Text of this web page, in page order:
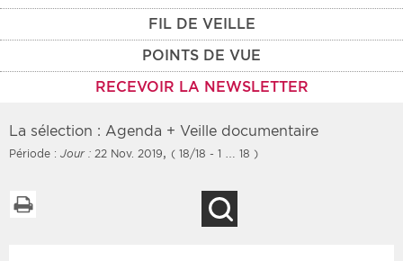
FIL DE VEILLE
POINTS DE VUE
RECEVOIR LA NEWSLETTER
Type d'information
La sélection : Agenda + Veille documentaire
Période : Jour : 22 Nov. 2019, ( 18/18 - 1 … 18 )